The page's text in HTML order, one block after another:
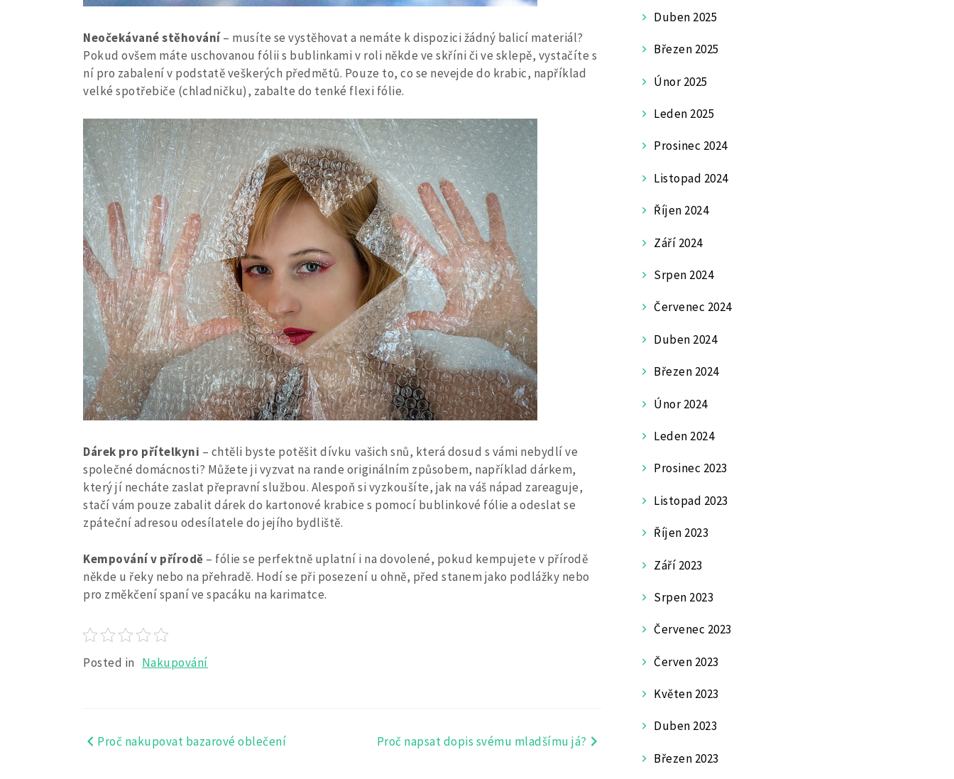
Neočekávané stěhování– musíte se vystěhovat a nemáte k dispozici žádný balicí materiál?
Pokud ovšem máte uschovanou fólii s bublinkami v roli někde ve skříni či ve sklepě, vystačíte s
ní pro zabalení v podstatě veškerých předmětů. Pouze to, co se nevejde do krabic, například
velké spotřebiče (chladničku), zabalte do tenké flexi fólie.
Dárek pro přítelkyni – chtěli byste potěšit dívku vašich snů, která dosud s vámi nebydlí ve
společné domácnosti? Můžete ji vyzvat na rande originálním způsobem, například dárkem,
který jí necháte zaslat přepravní službou. Alespoň si vyzkoušíte, jak na váš nápad zareaguje,
stačí vám pouze zabalit dárek do kartonové krabice s pomocí bublinkové fólie a odeslat se
zpáteční adresou odesílatele do jejího bydliště.
Kempování v přírodě – fólie se perfektně uplatní i na dovolené, pokud kempujete v přírodě
někde u řeky nebo na přehradě. Hodí se při posezení u ohně, před stanem jako podlážky nebo
pro změkčení spaní ve spacáku na karimatce.
Posted in Nakupování
Navigace
Proč nakupovat bazarové oblečení Proč napsat dopis svému mladšímu já?
Duben 2025
Březen 2025
Únor 2025
Leden 2025
Prosinec 2024
Listopad 2024
Říjen 2024
Září 2024
Srpen 2024
Červenec 2024
Duben 2024
Březen 2024
Únor 2024
Leden 2024
Prosinec 2023
Listopad 2023
Říjen 2023
Září 2023
Srpen 2023
Červenec 2023
Červen 2023
Květen 2023
Duben 2023
Březen 2023